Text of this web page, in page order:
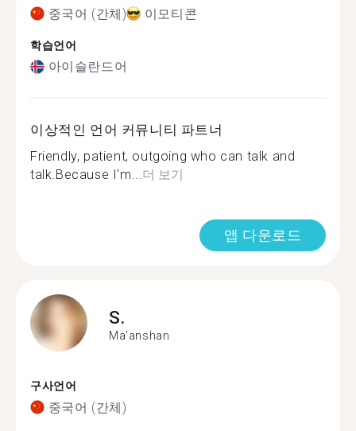
중국어 (간체) 이모티콘
학습언어
아이슬란드어
이상적인 언어 커뮤니티 파트너
Friendly, patient, outgoing who can talk and
talk.Because I'm...더 보기
앱 다운로드
S.
Ma'anshan
구사언어
중국어 (간체)